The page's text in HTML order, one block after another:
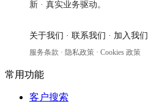
新 · 真实业务驱动。
关于我们 · 联系我们 · 加入我们
服务条款 · 隐私政策 · Cookies 政策
常用功能
客户搜索